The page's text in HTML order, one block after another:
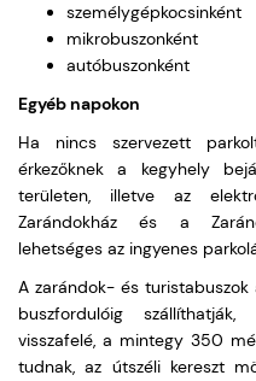
mikrobuszonként
autóbuszonként
Egyéb napokon
Ha nincs szervezett
érkezőknek a kegyhely
területen, illetve az
Zarándokház és a
lehetséges az ingyenes
A zarándok- és
buszfordulóig
visszafelé, a mintegy 350
tudnak, az útszéli kereszt